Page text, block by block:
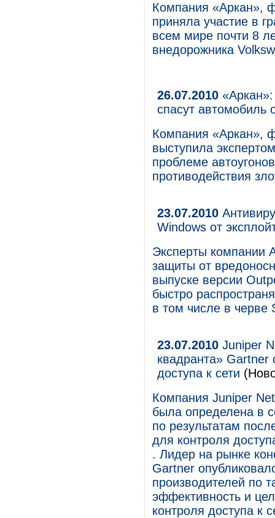
Компания «Аркан»,
приняла участие в
всем мире почти 8
внедорожника
26.07.2010
спасут автомобиль
Компания «Аркан»,
выступила
проблеме
противодействия
23.07.2010
Windows от
Эксперты компании
защиты от
выпуске версии
быстро
в том числе в черве
23.07.2010 Juniper
квадранта» Gartner
доступа к сети
Компания Juniper
была определена в
по результатам
для контроля
. Лидер на рынке
Gartner
производителей по
эффективность и
контроля доступа к